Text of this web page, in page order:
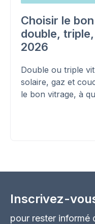
Choisir le
double,
2026
Double ou triple
solaire, gaz et
le bon vitrage, à
Inscrivez-
pour rester informé